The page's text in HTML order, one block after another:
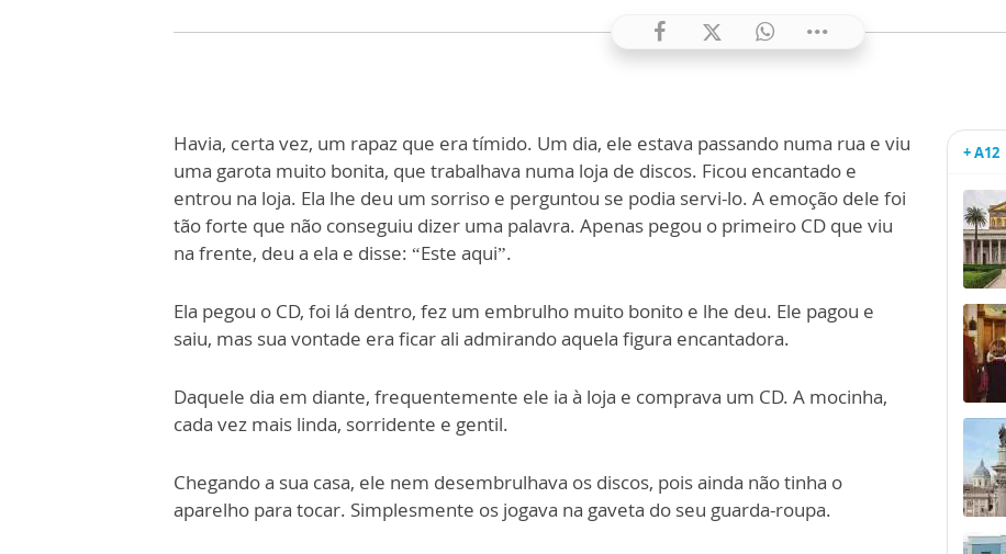
Havia, certa vez, um rapaz que era tímido. Um dia, ele estava passando numa rua e viu
uma garota muito bonita, que trabalhava numa loja de discos. Ficou encantado e
entrou na loja. Ela lhe deu um sorriso e perguntou se podia servi-lo. A emoção dele foi
tão forte que não conseguiu dizer uma palavra. Apenas pegou o primeiro CD que viu
na frente, deu a ela e disse: “Este aqui”.
Ela pegou o CD, foi lá dentro, fez um embrulho muito bonito e lhe deu. Ele pagou e
saiu, mas sua vontade era ficar ali admirando aquela figura encantadora.
Daquele dia em diante, frequentemente ele ia à loja e comprava um CD. A mocinha,
cada vez mais linda, sorridente e gentil.
Chegando a sua casa, ele nem desembrulhava os discos, pois ainda não tinha o
aparelho para tocar. Simplesmente os jogava na gaveta do seu guarda-roupa.
+ A12